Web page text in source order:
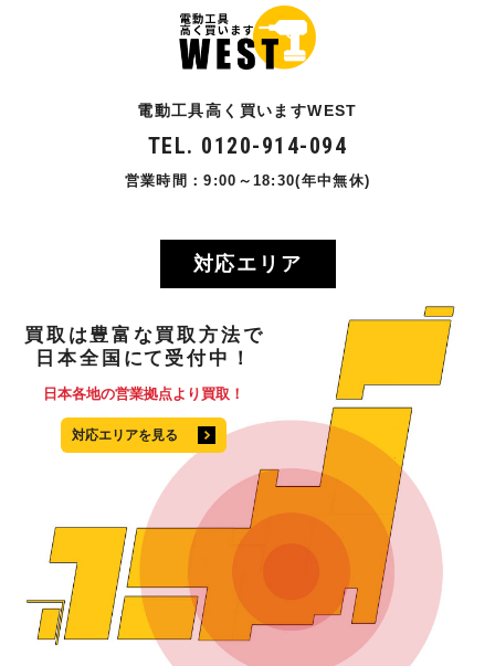
電動工具高く買いますWEST
TEL. 0120-914-094
営業時間：9:00～18:30(年中無休)
対応エリア
買取 は 豊富な買取方法で
日本全国 にて 受付中！
日本各地の営業拠点より買取！
対応エリアを見る